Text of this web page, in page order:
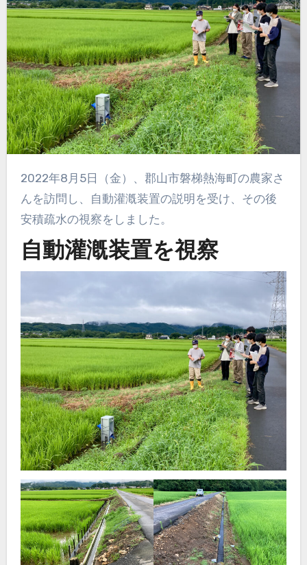
2022年8月5日（金）、郡山市磐梯熱海町の農家さ
んを訪問し、自動灌漑装置の説明を受け、その後
安積疏水の視察をしました。
自動灌漑装置を視察